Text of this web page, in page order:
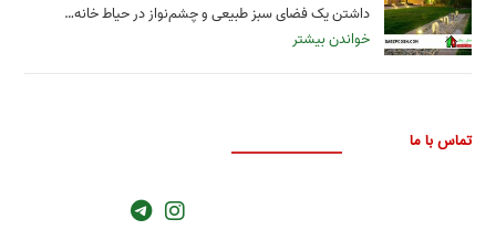
داشتن یک فضای سبز طبیعی و چشم‌نواز در حیاط خانه…
خواندن بیشتر
تماس با ما